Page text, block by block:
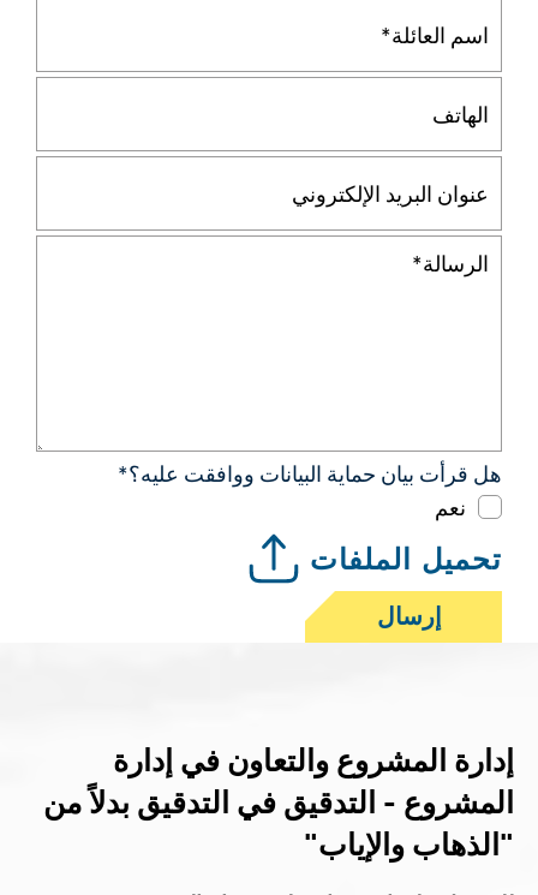
هل قرأت بيان حماية البيانات ووافقت عليه؟*
نعم
تحميل الملفات
إرسال
إدارة المشروع والتعاون في إدارة
المشروع - التدقيق في التدقيق بدلاً من
"الذهاب والإياب"